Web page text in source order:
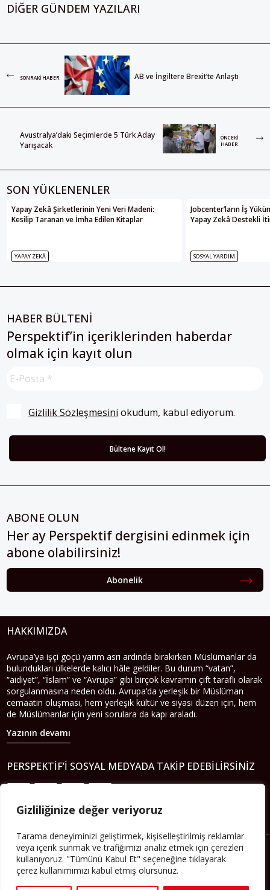
Gizliliğinize değer veriyoruz
Tarama deneyiminizi geliştirmek, kişiselleştirilmiş reklamlar
veya içerik sunmak ve trafiğimizi analiz etmek için çerezleri
kullanıyoruz. "Tümünü Kabul Et" seçeneğine tıklayarak
çerez kullanımımızı kabul etmiş olursunuz.
DIĞER GÜNDEM YAZILARI
SONRAKI HABER AB ve İngiltere Brexit’te Anlaştı
Avustralya’daki Seçimlerde 5 Türk Aday
Yarışacak
ÖNCEKI
HABER
SON YÜKLENENLER
Yapay Zekâ Şirketlerinin Yeni Veri Madeni:
Kesilip Taranan ve İmha Edilen Kitaplar
YAPAY ZEKÂ
Jobcenter’ların İş
Yapay Zekâ Destekli
SOSYAL YARDIM
HABER BÜLTENİ
Perspektif’in içeriklerinden haberdar
olmak için kayıt olun
Gizlilik Sözleşmesini okudum, kabul ediyorum.
ABONE OLUN
Her ay Perspektif dergisini edinmek için
abone olabilirsiniz!
Abonelik
HAKKIMIZDA
Avrupa’ya işçi göçü yarım asrı ardında bırakırken Müslümanlar da
bulundukları ülkelerde kalıcı hâle geldiler. Bu durum “vatan”,
“aidiyet”, “İslam” ve “Avrupa” gibi birçok kavramın çift taraflı olarak
sorgulanmasına neden oldu. Avrupa’da yerleşik bir Müslüman
cemaatin oluşması, hem yerleşik kültür ve siyasi düzen için, hem
de Müslümanlar için yeni sorulara da kapı araladı.
Yazının devamı
PERSPEKTIF’I SOSYAL MEDYADA TAKIP EDEBILIRSINIZ